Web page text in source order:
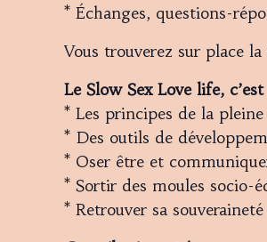
* Échanges, questions-
Vous trouverez sur place
Le Slow Sex Love life,
* Les principes de la
* Des outils de
* Oser être et communiquer
* Sortir des moules socio-
* Retrouver sa